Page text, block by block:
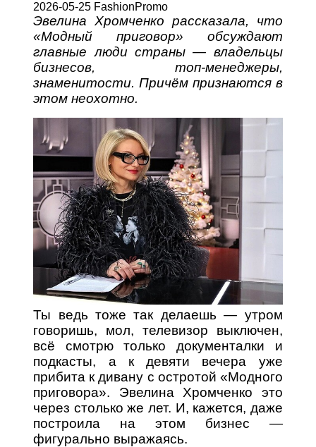
2026-05-25 FashionPromo
Эвелина Хромченко рассказала, что
«Модный приговор» обсуждают
главные люди страны — владельцы
бизнесов, топ-менеджеры,
знаменитости. Причём признаются в
этом неохотно.
Ты ведь тоже так делаешь — утром
говоришь, мол, телевизор выключен,
всё смотрю только документалки и
подкасты, а к девяти вечера уже
прибита к дивану с остротой «Модного
приговора». Эвелина Хромченко это
через столько же лет. И, кажется, даже
построила на этом бизнес —
фигурально выражаясь.